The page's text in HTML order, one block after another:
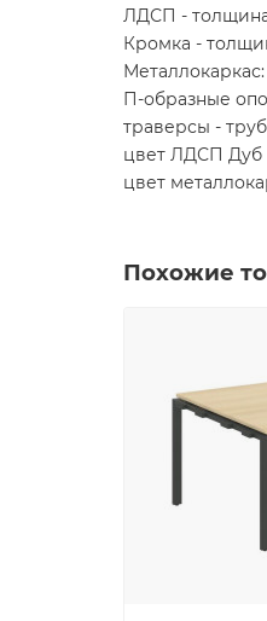
ЛДСП -
Кромка -
Металлокаркас:
П-образные
траверсы -
цвет ЛДСП Дуб
цвет
Похожие